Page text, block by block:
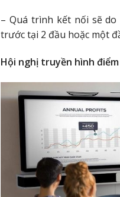
– Quá trình kết nối sẽ
trước tại 2 đầu hoặc một
Hội nghị truyền hình